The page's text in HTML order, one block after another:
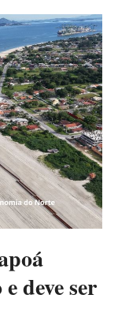
deve ser